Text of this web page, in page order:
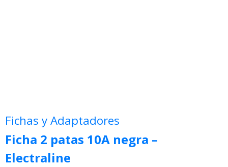
Fichas y Adaptadores
Ficha 2 patas 10A negra –
Electraline